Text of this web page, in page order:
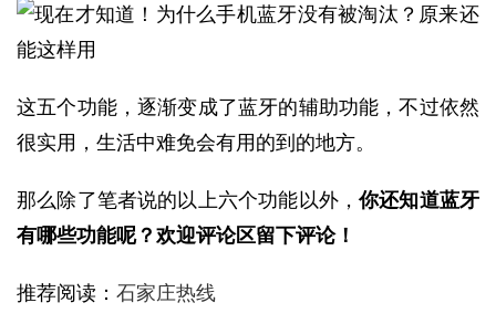
这五个功能，逐渐变成了蓝牙的辅助功能，不过依然
很实用，生活中难免会有用的到的地方。
那么除了笔者说的以上六个功能以外，你还知道蓝牙
有哪些功能呢？欢迎评论区留下评论！
推荐阅读： 石家庄热线